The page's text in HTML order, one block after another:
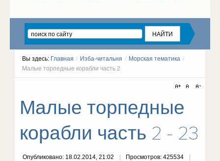
Вы здесь: Главная / Изба-читальня / Морская тематика /
Малые торпедные корабли часть 2
Малые торпедные
корабли часть 2 - 23
Опубликовано: 18.02.2014, 21:02 Просмотров: 425534